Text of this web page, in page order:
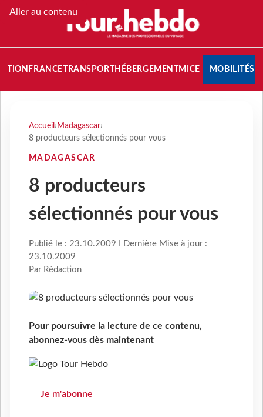
Aller au contenu
FRANCETRANSPORT HÉBERGEMENTMICE MOBILITÉS
Accueil › Madagascar›
8 producteurs sélectionnés pour vous
MADAGASCAR
8 producteurs
sélectionnés pour vous
Publié le : 23.10.2009 I Dernière Mise à jour :
23.10.2009
Par Rédaction
Pour poursuivre la lecture de ce contenu,
abonnez-vous dès maintenant
Je m'abonne